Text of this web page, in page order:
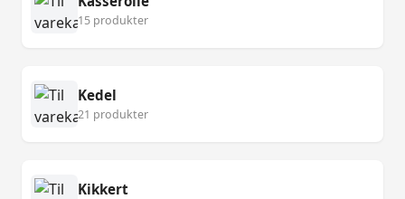
15 produkter
Kedel
21 produkter
Kikkert